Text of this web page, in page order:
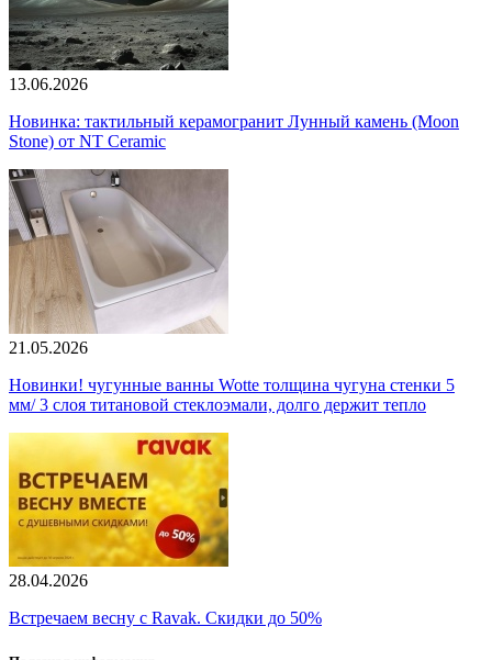
13.06.2026
Новинка: тактильный керамогранит Лунный камень (Moon
Stone) от NT Ceramic
21.05.2026
Новинки! чугунные ванны Wotte толщина чугуна стенки 5
мм/ 3 слоя титановой стеклоэмали, долго держит тепло
28.04.2026
Встречаем весну с Ravak. Скидки до 50%